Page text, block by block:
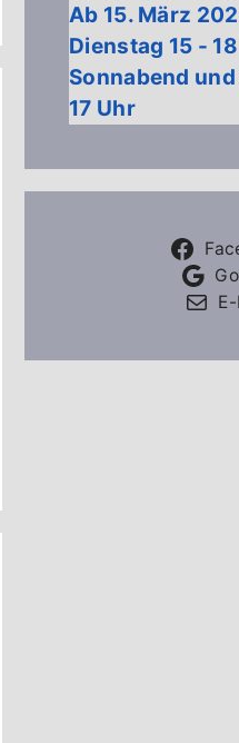
Ab 15. März
Dienstag 15 -
Sonnabend
17 Uhr